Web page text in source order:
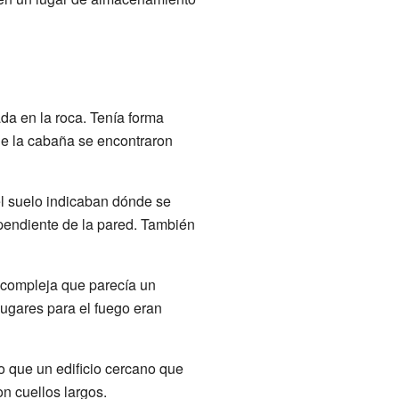
en la roca. Tenía forma
la cabaña se encontraron
suelo indicaban dónde se
de la pared. También
que parecía un
para el fuego eran
que un edificio cercano que
cuellos largos.